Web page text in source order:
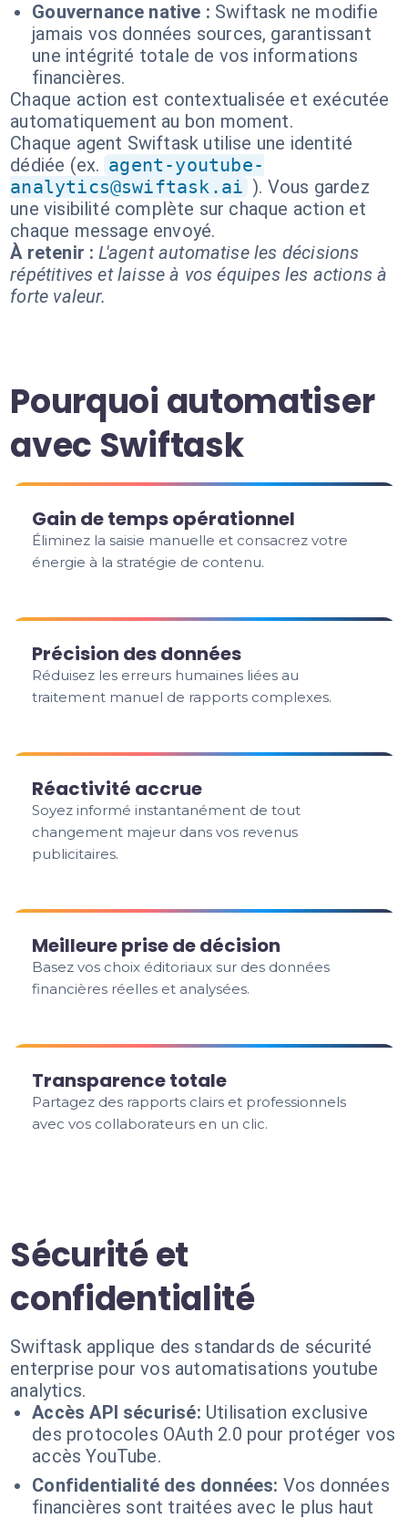
Gouvernance native : Swiftask ne modifie
jamais vos données sources, garantissant
une intégrité totale de vos informations
financières.
Chaque action est contextualisée et exécutée
automatiquement au bon moment.
Chaque agent Swiftask utilise une identité
dédiée (ex. agent-youtube-
analytics@swiftask.ai ). Vous gardez
une visibilité complète sur chaque action et
chaque message envoyé.
À retenir : L'agent automatise les décisions
répétitives et laisse à vos équipes les actions à
forte valeur.
Pourquoi automatiser
avec Swiftask
Gain de temps opérationnel
Éliminez la saisie manuelle et consacrez votre
énergie à la stratégie de contenu.
Précision des données
Réduisez les erreurs humaines liées au
traitement manuel de rapports complexes.
Réactivité accrue
Soyez informé instantanément de tout
changement majeur dans vos revenus
publicitaires.
Meilleure prise de décision
Basez vos choix éditoriaux sur des données
financières réelles et analysées.
Transparence totale
Partagez des rapports clairs et professionnels
avec vos collaborateurs en un clic.
Sécurité et
confidentialité
Swiftask applique des standards de sécurité
enterprise pour vos automatisations youtube
analytics.
Accès API sécurisé: Utilisation exclusive
des protocoles OAuth 2.0 pour protéger vos
accès YouTube.
Confidentialité des données: Vos données
financières sont traitées avec le plus haut